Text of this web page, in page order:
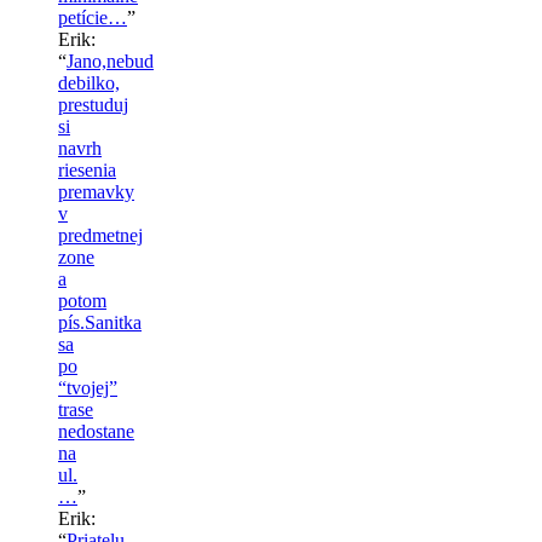
petície…”
Erik:
“Jano,nebud
debilko,
prestuduj
si
navrh
riesenia
premavky
v
predmetnej
zone
a
potom
pís.Sanitka
sa
po
“tvojej”
trase
nedostane
na
ul.
…”
Erik: